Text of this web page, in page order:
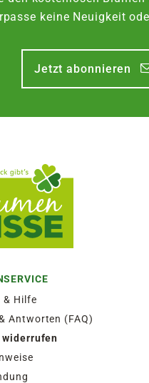
keine Neuigkeit
Jetzt abonnieren
& Hilfe
Antworten (FAQ)